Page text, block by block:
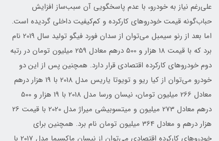
علی‌رغم نیاز به خودرو، با عدم پاسخگویی آن سبب‌ساز افزایش
حباب‌گونه قیمت خودروهای کارکرده و کم‌کیفیت داخلی گردیده است.
اما بعد از رنو سیمبل می‌توان از سدان فورد فیگو تولید سال 2019 نام
برد که با قیمت 18 هزار و 500 درهم معادل 259 میلیون تومان در رتبه
دوم خودروهای کارکرده اقتصادی قرار دارد. همچنین پس از این دو
خودرو می‌توان از کیا ریو و تویوتا یاریس مدل 2018 با 19 هزار درهم
معادل 266 میلیون تومان، نیسان ورسا مدل 2018 با 19 هزار و 500
درهم معادل 273 میلیون و میتسوبیشی میراژ مدل 2020 با قیمت 26
هزار درهم و معادل 364 میلیون تومان نام برد. همچنین برای
خودروهای کارکرده اقتصادی می‌توان از نیسان ماکسیما مدل 2017 با